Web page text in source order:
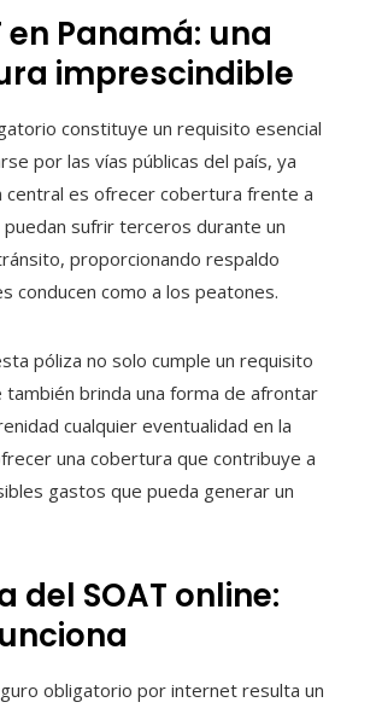
en Panamá: una
imprescindible
constituye un requisito esencial
por las vías públicas del país, ya
central es ofrecer cobertura frente a
sufrir terceros durante un
proporcionando respaldo
conducen como a los peatones.
póliza no solo cumple un requisito
también brinda una forma de afrontar
cualquier eventualidad en la
una cobertura que contribuye a
gastos que pueda generar un
del SOAT online:
obligatorio por internet resulta un